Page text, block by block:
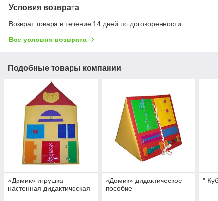
Условия возврата
Возврат товара в течение 14 дней по договоренности
Все условия возврата
Подобные товары компании
«Домик» игрушка
настенная дидактическая
«Домик» дидактическое
пособие
"